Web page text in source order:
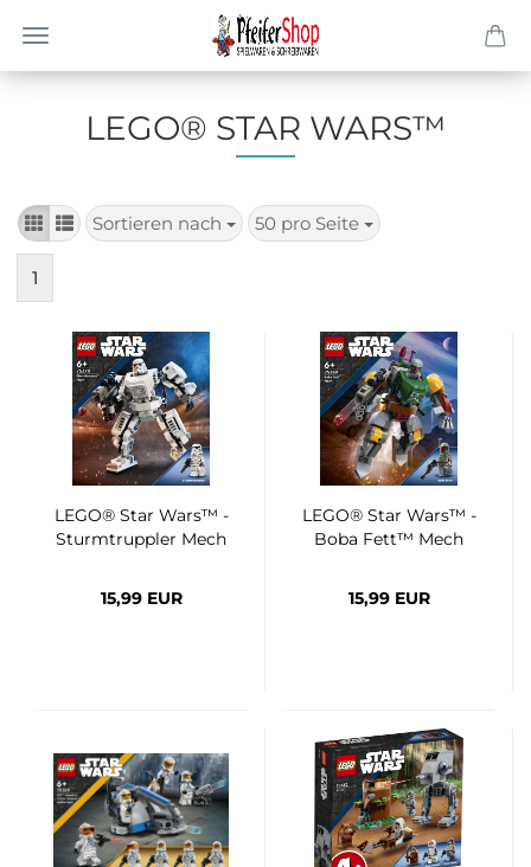
LEGO® STAR WARS™
Sortieren nach
Sortieren
50 pro Seite
pro Seite
1
LEGO® Star Wars™ -
Sturm­trupp­ler Mech
15,99 EUR
LEGO® Star Wars™ -
Boba Fett™ Mech
15,99 EUR